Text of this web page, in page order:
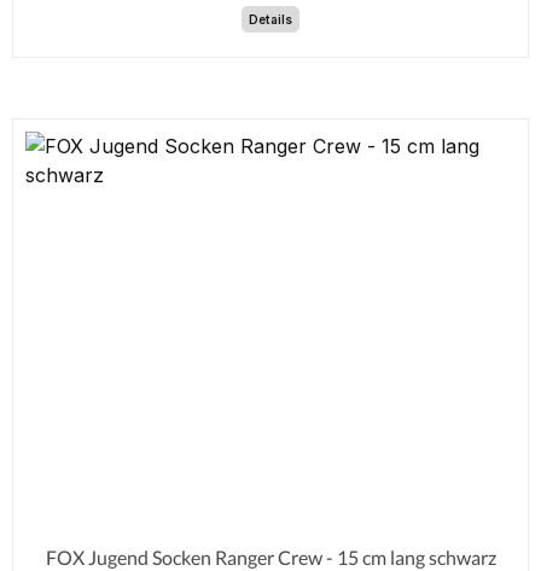
Details
FOX Jugend Socken Ranger Crew - 15 cm lang schwarz